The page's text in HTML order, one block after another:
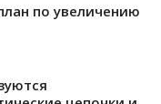
по увеличению